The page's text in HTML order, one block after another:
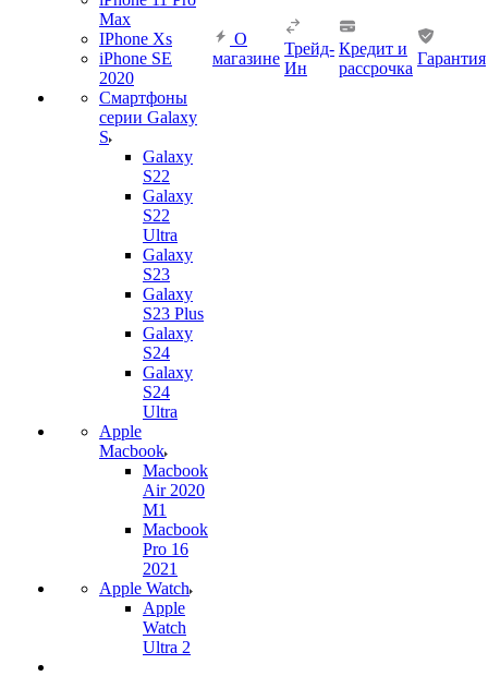
Max
IPhone Xs
iPhone SE
2020
Смартфоны
серии Galaxy
S
Galaxy
S22
Galaxy
S22
Ultra
Galaxy
S23
Galaxy
S23 Plus
Galaxy
S24
Galaxy
S24
Ultra
Apple
Macbook
Macbook
Air 2020
M1
Macbook
Pro 16
2021
Apple Watch
Apple
Watch
Ultra 2
О
магазине
Трейд-
Ин
Кредит и
рассрочка
Гарантия